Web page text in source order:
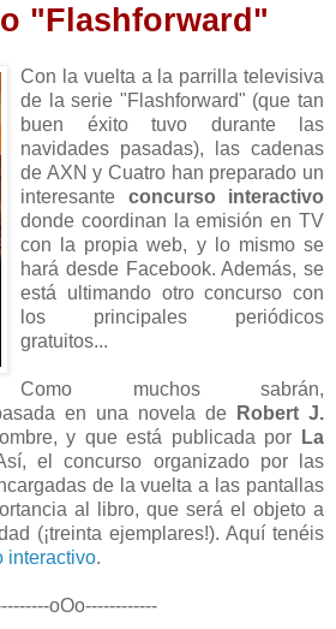
"Flashforward"
Con la vuelta a la parrilla televisiva
de la serie "Flashforward" (que tan
buen éxito tuvo durante las
navidades pasadas), las cadenas
de AXN y Cuatro han preparado un
interesante concurso interactivo
donde coordinan la emisión en TV
con la propia web, y lo mismo se
hará desde Facebook. Además, se
está ultimando otro concurso con
los principales periódicos
gratuitos...
Como muchos sabrán,
en una novela de
Robert J.
y que está publicada por
La
el concurso organizado por las
de la vuelta a las pantallas
al libro, que será el objeto a
(¡treinta ejemplares!). Aquí tenéis
interactivo.
oOo------------